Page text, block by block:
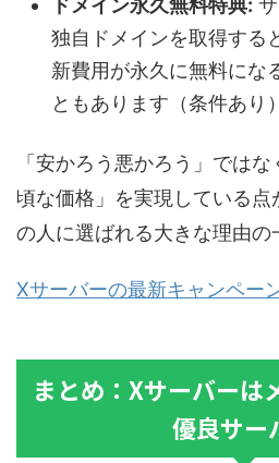
独自ドメインを取得する
新費用が永久に無料にな
ともあります（条件あり
「安かろう悪かろう」では
頃な価格」を実現している点
の人に選ばれる大きな理由の
Xサーバーの最新キャンペー
まとめ：Xサーバーは
優良サー